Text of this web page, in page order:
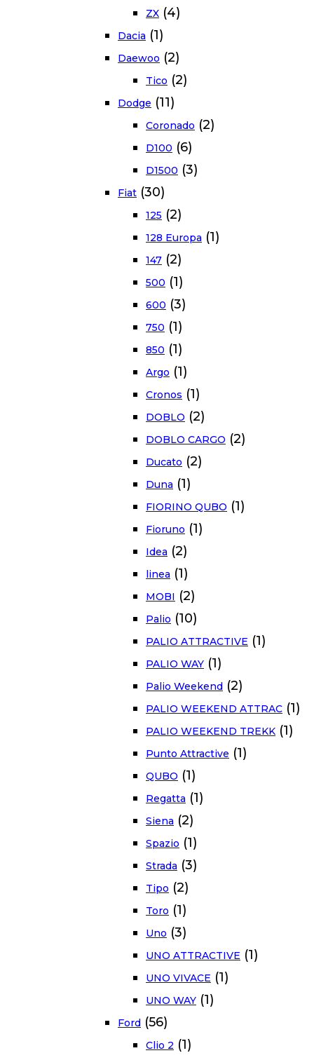
ZX (4)
Dacia (1)
Daewoo (2)
Tico (2)
Dodge (11)
Coronado (2)
D100 (6)
D1500 (3)
Fiat (30)
125 (2)
128 Europa (1)
147 (2)
500 (1)
600 (3)
750 (1)
850 (1)
Argo (1)
Cronos (1)
DOBLO (2)
DOBLO CARGO (2)
Ducato (2)
Duna (1)
FIORINO QUBO (1)
Fioruno (1)
Idea (2)
linea (1)
MOBI (2)
Palio (10)
PALIO ATTRACTIVE (1)
PALIO WAY (1)
Palio Weekend (2)
PALIO WEEKEND ATTRAC (1)
PALIO WEEKEND TREKK (1)
Punto Attractive (1)
QUBO (1)
Regatta (1)
Siena (2)
Spazio (1)
Strada (3)
Tipo (2)
Toro (1)
Uno (3)
UNO ATTRACTIVE (1)
UNO VIVACE (1)
UNO WAY (1)
Ford (56)
Clio 2 (1)